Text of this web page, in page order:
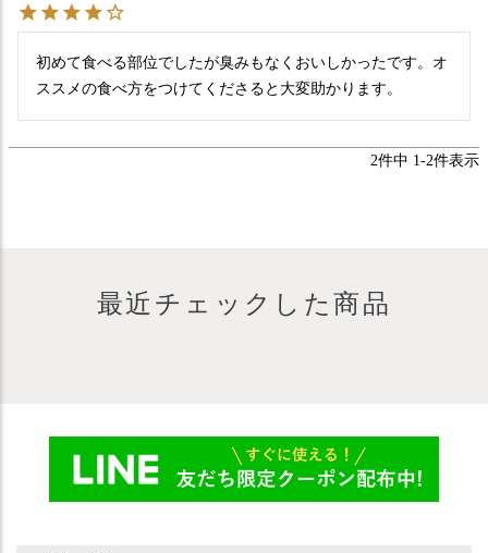
初めて食べる部位でしたが臭みもなくおいしかったです。オ
ススメの食べ方をつけてくださると大変助かります。
2件中 1-2件表示
最近チェックした商品